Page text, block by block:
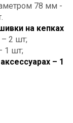
78 мм -
на кепках
2 шт;
1 шт;
– 1